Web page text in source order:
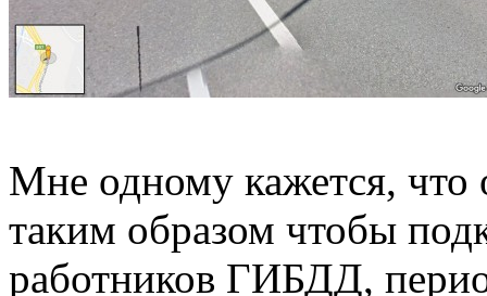
Мне одному кажется, что
таким образом чтобы
работников ГИБДД,